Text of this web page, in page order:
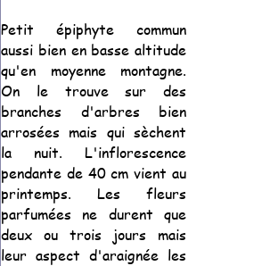
Petit épiphyte commun
aussi bien en basse altitude
qu'en moyenne montagne.
On le trouve sur des
branches d'arbres bien
arrosées mais qui sèchent
la nuit. L'inflorescence
pendante de 40 cm vient au
printemps. Les fleurs
parfumées ne durent que
deux ou trois jours mais
leur aspect d'araignée les